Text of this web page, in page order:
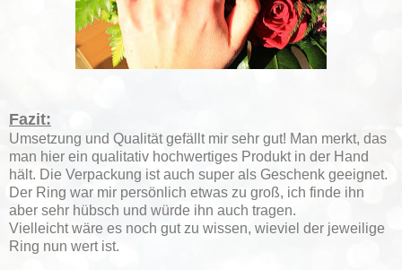
Fazit:
Umsetzung und Qualität gefällt mir sehr gut! Man merkt, das
man hier ein qualitativ hochwertiges Produkt in der Hand
hält. Die Verpackung ist auch super als Geschenk geeignet.
Der Ring war mir persönlich etwas zu groß, ich finde ihn
aber sehr hübsch und würde ihn auch tragen.
Vielleicht wäre es noch gut zu wissen, wieviel der jeweilige
Ring nun wert ist.